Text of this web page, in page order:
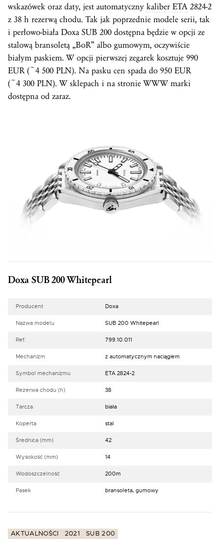
wskazówek oraz daty, jest automatyczny kaliber ETA 2824-2
z 38 h rezerwą chodu. Tak jak poprzednie modele serii, tak
i perłowo-biała Doxa SUB 200 dostępna będzie w opcji ze
stalową bransoletą „BoR” albo gumowym, oczywiście
białym paskiem. W opcji pierwszej zegarek kosztuje 990
EUR (~4 500 PLN). Na pasku cen spada do 950 EUR
(~4 300 PLN). W sklepach i na stronie WWW marki
dostępna od zaraz.
Doxa SUB 200 Whitepearl
Producent Doxa
Nazwa modelu SUB 200 Whitepearl
Ref. 799.10.011
Mechanizm z automatycznym naciągiem
Symbol mechanizmu ETA 2824-2
Rezerwa chodu (h) 38
Tarcza biała
Koperta stal
Średnica (mm) 42
Wysokość (mm) 14
Wodoszczelność 200m
Pasek bransoleta, gumowy
AKTUALNOŚCI 2021 SUB 200